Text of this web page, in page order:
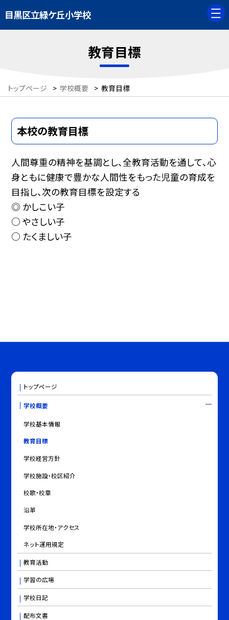
目黒区立緑ケ丘小学校
教育目標
トップページ > 学校概要 > 教育目標
本校の教育目標
人間尊重の精神を基調とし、全教育活動を通して、心
身ともに健康で豊かな人間性をもった児童の育成を
目指し、次の教育目標を設定する
◎ かしこい子
○ やさしい子
○ たくましい子
トップページ
学校概要
学校基本情報
教育目標
学校経営方針
学校施設・校区紹介
校歌・校章
沿革
学校所在地・アクセス
ネット運用規定
教育活動
学習の広場
学校日記
配布文書